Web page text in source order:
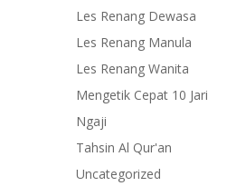
Les Renang Dewasa
Les Renang Manula
Les Renang Wanita
Mengetik Cepat 10 Jari
Ngaji
Tahsin Al Qur'an
Uncategorized